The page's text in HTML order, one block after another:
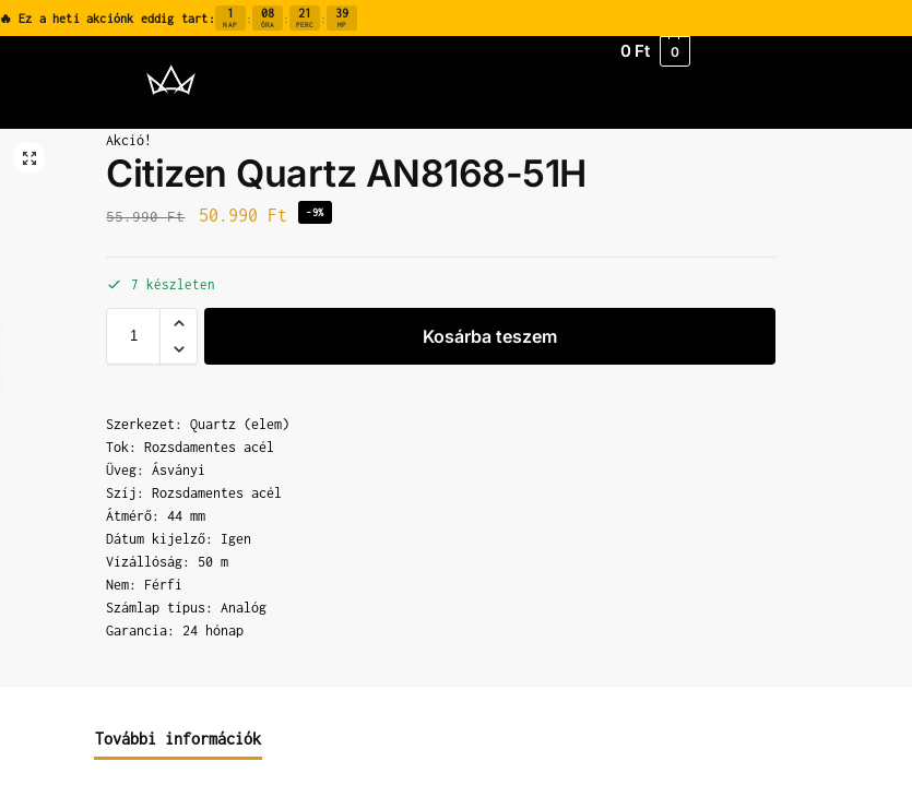
🔥 Ez a heti akciónk eddig tart: 1
NAP : 08
ÓRA : 21
PERC : 39
MP
0 Ft 0
Akció!
Citizen Quartz AN8168-51H
55.990Ft 50.990 Ft -9%
7 készleten
Kosárba teszem
Szerkezet: Quartz (elem)
Tok: Rozsdamentes acél
Üveg: Ásványi
Szíj: Rozsdamentes acél
Átmérő: 44 mm
Dátum kijelző: Igen
Vízállóság: 50 m
Nem: Férfi
Számlap típus: Analóg
Garancia: 24 hónap
További információk